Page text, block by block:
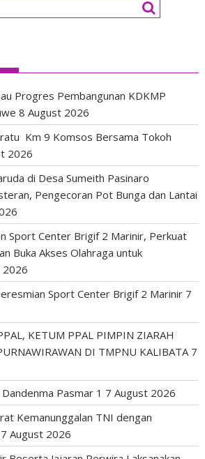
Progres Pembangunan KDKMP
8 August 2026
Km 9 Komsos Bersama Tokoh
2026
di Desa Sumeith Pasinaro
Pengecoran Pot Bunga dan Lantai
Sport Center Brigif 2 Marinir, Perkuat
Buka Akses Olahraga untuk
2026
Sport Center Brigif 2 Marinir 7
KETUM PPAL PIMPIN ZIARAH
DI TMPNU KALIBATA 7
Pasmar 1 7 August 2026
Kemanunggalan TNI dengan
7 August 2026